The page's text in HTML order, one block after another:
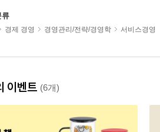
류
경제 경영 경영관리/전략/경영학 서비스경영
이벤트 (6개)